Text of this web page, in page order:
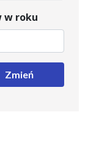
w roku
Zmień